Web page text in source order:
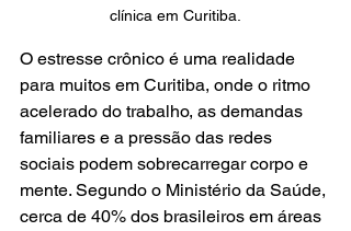
clínica em Curitiba.
O estresse crônico é uma realidade
para muitos em Curitiba, onde o ritmo
acelerado do trabalho, as demandas
familiares e a pressão das redes
sociais podem sobrecarregar corpo e
mente. Segundo o Ministério da Saúde,
cerca de 40% dos brasileiros em áreas